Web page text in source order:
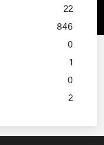
22
846
0
1
0
2